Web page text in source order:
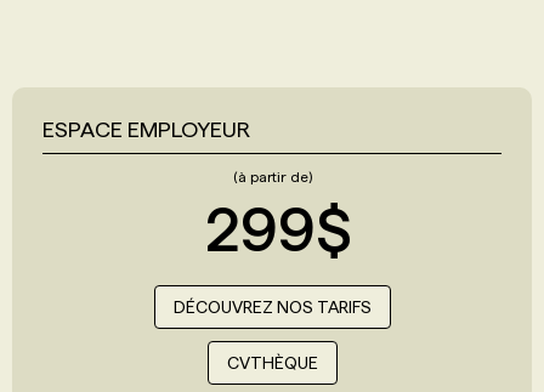
ESPACE EMPLOYEUR
(à partir de)
299$
DÉCOUVREZ NOS TARIFS
CVTHÈQUE